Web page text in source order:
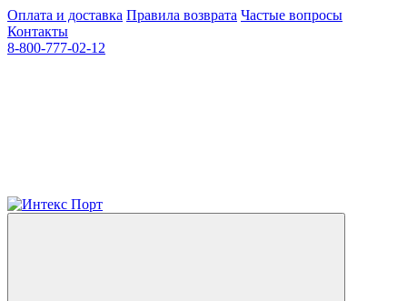
Оплата и доставка Правила возврата Частые вопросы
Контакты
8-800-777-02-12